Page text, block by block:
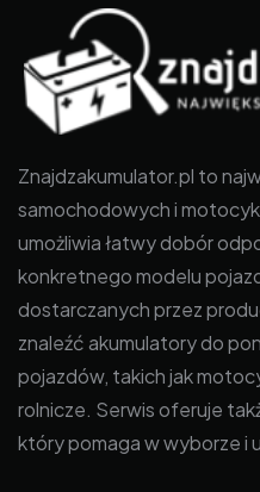
Znajdzakumulator.pl to
samochodowych i
umożliwia łatwy dobór
konkretnego modelu
dostarczanych przez
znaleźć akumulatory do
pojazdów, takich jak
rolnicze. Serwis oferuje
który pomaga w wyborze i